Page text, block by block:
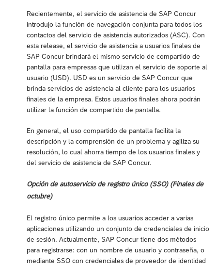
Recientemente, el servicio de asistencia de SAP Concur
introdujo la función de navegación conjunta para todos los
contactos del servicio de asistencia autorizados (ASC). Con
esta release, el servicio de asistencia a usuarios finales de
SAP Concur brindará el mismo servicio de compartido de
pantalla para empresas que utilizan el servicio de soporte al
usuario (USD). USD es un servicio de SAP Concur que
brinda servicios de asistencia al cliente para los usuarios
finales de la empresa. Estos usuarios finales ahora podrán
utilizar la función de compartido de pantalla.
En general, el uso compartido de pantalla facilita la
descripción y la comprensión de un problema y agiliza su
resolución, lo cual ahorra tiempo de los usuarios finales y
del servicio de asistencia de SAP Concur.
Opción de autoservicio de registro único (SSO) (Finales de
octubre)
El registro único permite a los usuarios acceder a varias
aplicaciones utilizando un conjunto de credenciales de inicio
de sesión. Actualmente, SAP Concur tiene dos métodos
para registrarse: con un nombre de usuario y contraseña, o
mediante SSO con credenciales de proveedor de identidad